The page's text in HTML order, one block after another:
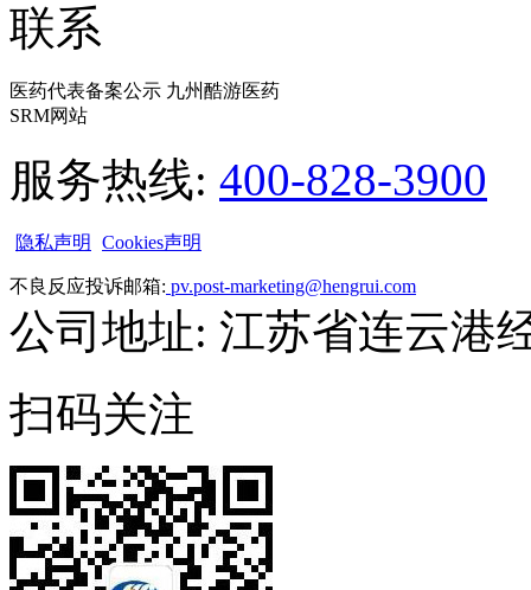
联系
医药代表备案公示 九州酷游医药
SRM网站
服务热线: 400-828-3900
隐私声明 Cookies声明
不良反应投诉邮箱: pv.post-marketing@hengrui.com
公司地址: 江苏省连云港
扫码关注